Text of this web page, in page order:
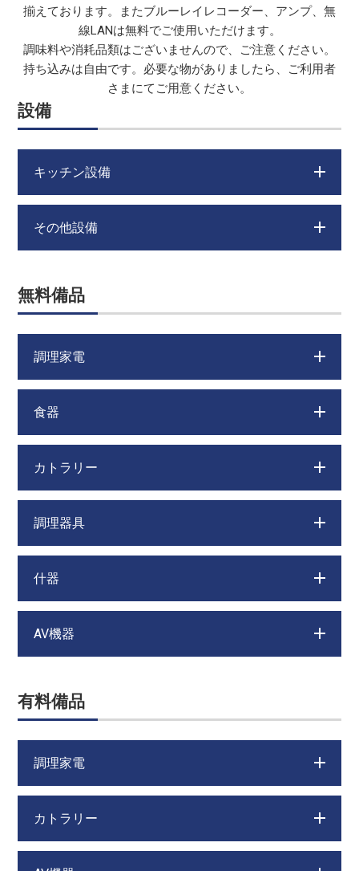
揃えております。またブルーレイレコーダー、アンプ、無
線LANは無料でご使用いただけます。
調味料や消耗品類はございませんので、ご注意ください。
持ち込みは自由です。必要な物がありましたら、ご利用者
さまにてご用意ください。
設備
キッチン設備
その他設備
無料備品
調理家電
食器
カトラリー
調理器具
什器
AV機器
有料備品
調理家電
カトラリー